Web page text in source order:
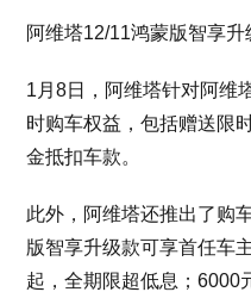
阿维塔12/11鸿蒙版智享
1月8日，阿维塔针对阿维
时购车权益，包括赠送限
金抵扣车款。
此外，阿维塔还推出了购
版智享升级款可享首任车
起，全期限超低息；6000